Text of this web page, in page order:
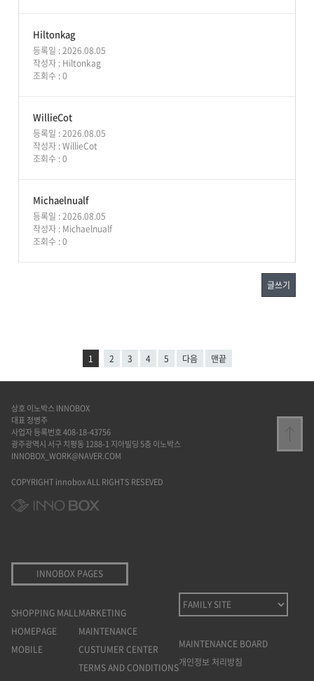
Hiltonkag
등록일 : 2026.08.05
작성자 : Hiltonkag
조회수 : 0
WillieCot
등록일 : 2026.08.05
작성자 :WillieCot
조회수 : 0
Michaelnualf
등록일 : 2026.08.05
작성자 : Michaelnualf
조회수 : 0
글쓰기
1 2 3 4 5 다음 맨끝
상호 이노박스 INNOBOX
대표 정병주
사업자 등록번호 408-18-43756
광주광역시 서구 치평동 1288-1 지아빌딩 5층 이노박스
INNOBOX_WORK@NAVER.COM
COPYRIGHT innobox ALL RIGHTS RESEVED
INNOBOX PAGES
SHOPPING MALL
HOMEPAGE
MOBILE
MARKETING
MAINTENANCE
CUSTUMER CENTER
TERMS AND CONDITIONS
MAINTENANCE BOARD
개인정보 처리방침